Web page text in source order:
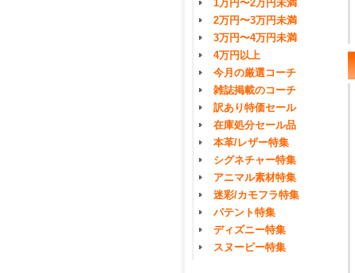
1万円〜2万円未満
2万円〜3万円未満
3万円〜4万円未満
4万円以上
今月の厳選コーチ
雑誌掲載のコーチ
訳あり特価セール
在庫処分セール品
本革/レザー特集
シグネチャー特集
アニマル素材特集
迷彩/カモフラ特集
パテント特集
ディズニー特集
スヌーピー特集